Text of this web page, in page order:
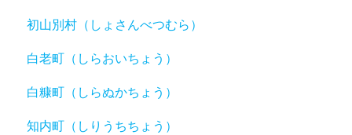
初山別村（しょさんべつむら）
白老町（しらおいちょう）
白糠町（しらぬかちょう）
知内町（しりうちちょう）